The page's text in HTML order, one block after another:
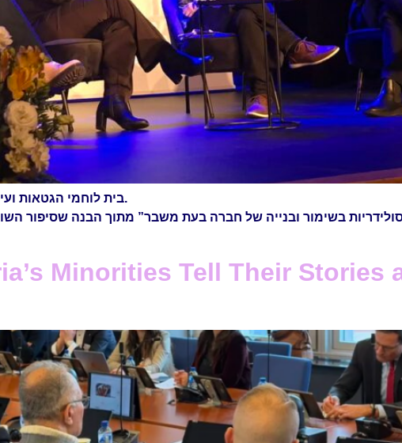
בית לוחמי הגטאות ועיריית גבעתיים ציינו את יום השואה הבינלאומי 2026.
בשימור ובנייה של חברה בעת משבר” מתוך הבנה שסיפור
Minorities Tell Their Stories